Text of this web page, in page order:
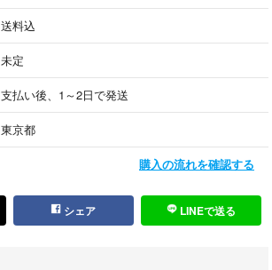
送料込
未定
支払い後、1～2日で発送
東京都
購入の流れを確認する
シェア LINEで送る